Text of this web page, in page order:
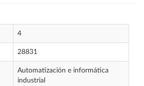
4
28831
Automatización e informática
industrial